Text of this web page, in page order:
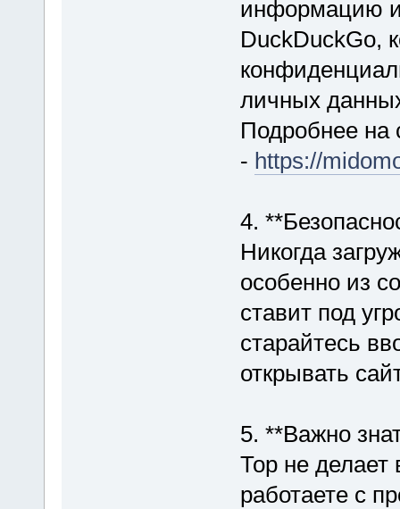
информацию
DuckDuckGo,
личных
Подробнее на
- https://
4.
Никогда
особенно из
ставит под
старайтесь
открывать
5. **Важно
Тор не
работаете с